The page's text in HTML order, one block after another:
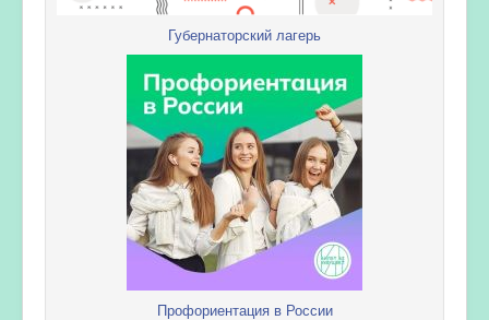
Губернаторский лагерь
Профориентация в России